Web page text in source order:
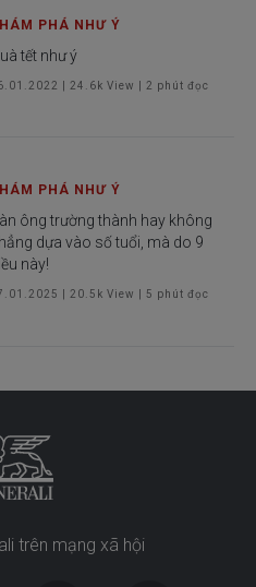
PHÁ NHƯ Ý
tết như ý
24.6k View | 2 phút đọc
PHÁ NHƯ Ý
ông trường thành hay không
dựa vào số tuổi, mà do 9
này!
20.5k View |5 phút đọc
trên mạng xã hội